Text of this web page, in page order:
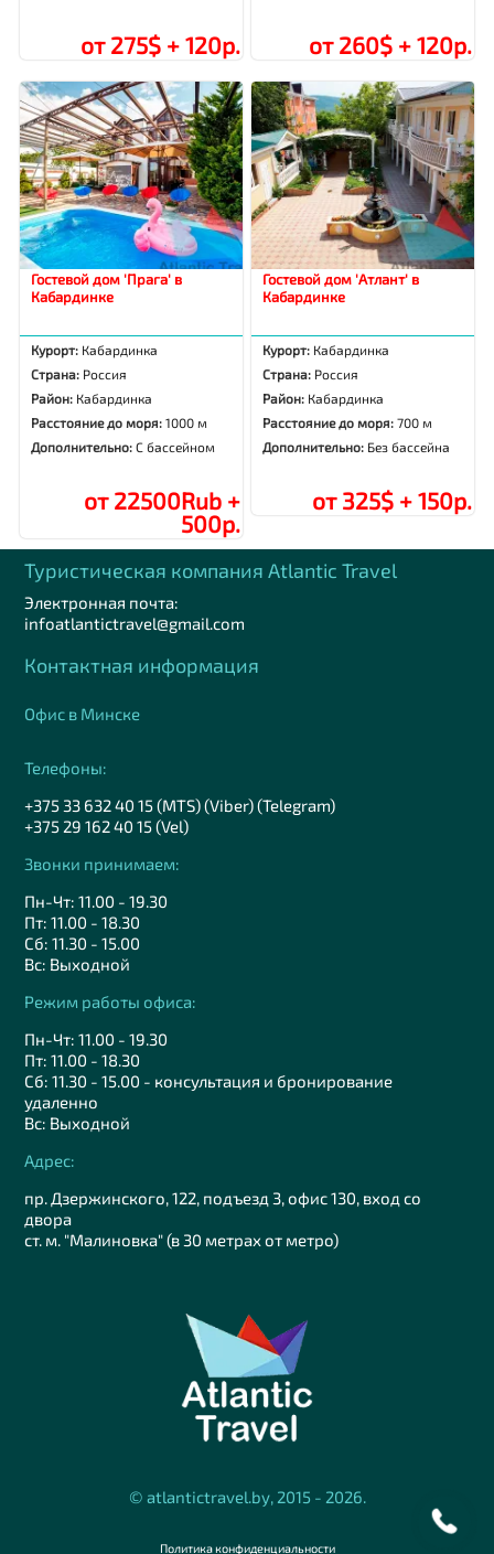
от 275$ + 120р. от 260$ + 120р.
Гостевой дом 'Прага' в
Кабардинке
Курорт: Кабардинка
Страна: Россия
Район: Кабардинка
Расстояние до моря:1000 м
Дополнительно:С бассейном
от 22500Rub +
500р.
Гостевой дом 'Атлант' в
Кабардинке
Курорт: Кабардинка
Страна: Россия
Район: Кабардинка
Расстояние до моря:700 м
Дополнительно: Без бассейна
от 325$ + 150р.
Туристическая компания Аtlantic Travel
Электронная почта:
infoatlantictravel@gmail.com
Контактная информация
Офис в Минске
Телефоны:
+375 33 632 40 15 (MTS) (Viber) (Telegram)
+375 29 162 40 15 (Vel)
Звонки принимаем:
Пн-Чт: 11.00 - 19.30
Пт: 11.00 - 18.30
Сб: 11.30 - 15.00
Вс: Выходной
Режим работы офиса:
Пн-Чт: 11.00 - 19.30
Пт: 11.00 - 18.30
Сб: 11.30 - 15.00 - консультация и бронирование
удаленно
Вс: Выходной
Адрес:
пр. Дзержинского, 122, подъезд 3, офис 130, вход со
двора
ст. м. "Малиновка" (в 30 метрах от метро)
© atlantictravel.by, 2015 - 2026.
Политика конфиденциальности